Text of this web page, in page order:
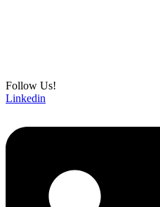
Follow Us!
Linkedin